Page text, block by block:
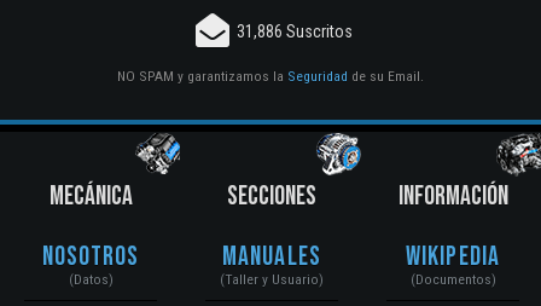
31,886 Suscritos
NO SPAM y garantizamos la Seguridad de su Email.
MECÁNICA
Nosotros
(Datos)
SECCIONES
Manuales
(Taller y Usuario)
INFORMACIÓN
Wikipedia
(Documentos)